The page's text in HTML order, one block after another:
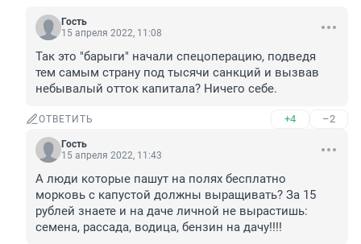
Гость
15 апреля 2022, 11:08
Так это "барыги" начали спецоперацию, подведя
тем самым страну под тысячи санкций и вызвав
небывалый отток капитала? Ничего себе.
ОТВЕТИТЬ +4 –2
Гость
15 апреля 2022, 11:43
А люди которые пашут на полях бесплатно
морковь с капустой должны выращивать? За 15
рублей знаете и на даче личной не вырастишь:
семена, рассада, водица, бензин на дачу!!!!